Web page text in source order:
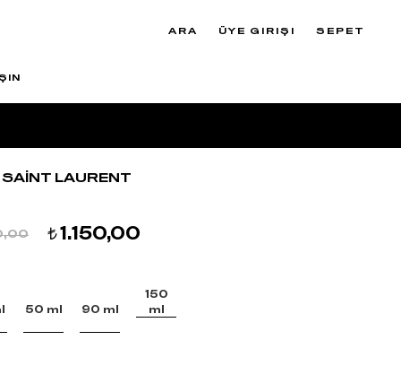
ARA ÜYE GIRIŞI SEPET
SAİNT LAURENT
t1.150,00
50 ml 90 ml
150
ml